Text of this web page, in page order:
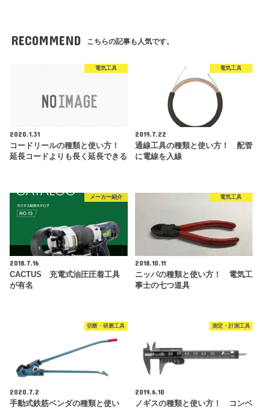
RECOMMEND こちらの記事も人気です。
電気工具
2020.1.31
コードリールの種類と使い方！
延長コードよりも長く延長できる
電気工具
2019.7.22
通線工具の種類と使い方！ 配管
に電線を入線
メーカー紹介
2018.7.16
CACTUS 充電式油圧圧着工具
が有名
電気工具
2018.10.11
ニッパの種類と使い方！ 電気工
事士の七つ道具
切断・研磨工具
2020.7.2
手動式鉄筋ベンダの種類と使い
測定・計測工具
2019.6.10
ノギスの種類と使い方！ コンベ